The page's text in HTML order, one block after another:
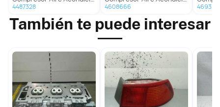
4487328 4608666
También te puede interesar